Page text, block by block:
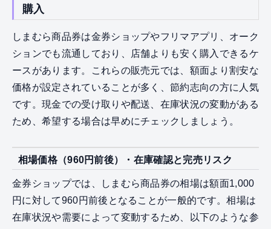
購入
しまむら商品券は金券ショップやフリマアプリ、オーク
ションでも流通しており、店舗よりも安く購入できるケ
ースがあります。これらの販売元では、額面より割安な
価格が設定されていることが多く、節約志向の方に人気
です。現金での受け取りや配送、在庫状況の変動がある
ため、希望する場合は早めにチェックしましょう。
相場価格（960円前後）・在庫確認と完売リスク
金券ショップでは、しまむら商品券の相場は額面1,000
円に対して960円前後となることが一般的です。相場は
在庫状況や需要によって変動するため、以下のような参